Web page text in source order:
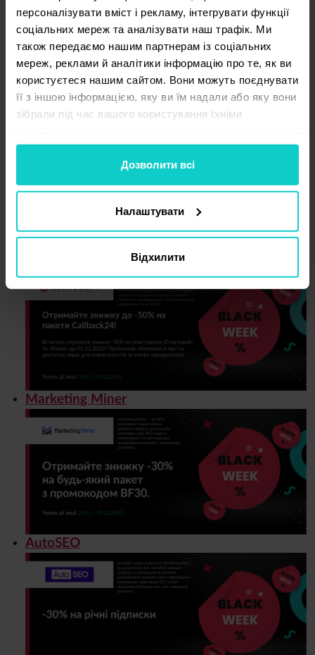
персоналізувати вміст і рекламу, інтегрувати функції
соціальних мереж та аналізувати наш трафік. Ми
також передаємо нашим партнерам із соціальних
мереж, реклами й аналітики інформацію про те, як ви
користуєтеся нашим сайтом. Вони можуть поєднувати
її з іншою інформацією, яку ви їм надали або яку вони
зібрали під час вашого користування їхніми
Дозволити всі
Налаштувати
Відхилити
dogadamycie.pl
Marketing Miner
AutoSEO